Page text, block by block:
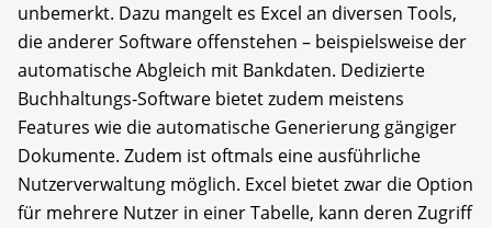
unbemerkt. Dazu mangelt es Excel an diversen Tools,
die anderer Software offenstehen – beispielsweise der
automatische Abgleich mit Bankdaten. Dedizierte
Buchhaltungs-Software bietet zudem meistens
Features wie die automatische Ge­nerierung gängiger
Dokumente. Zudem ist oftmals eine ausführliche
Nutzerverwaltung möglich. Excel bietet zwar die Option
für mehrere Nutzer in einer Tabelle, kann deren Zugriff